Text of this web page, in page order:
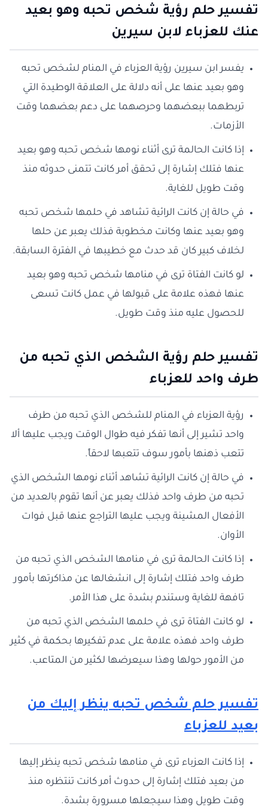
تفسير حلم رؤية شخص تحبه وهو بعيد
عنك للعزباء لابن سيرين
يفسر ابن سيرين رؤية العزباء في المنام لشخص تحبه
وهو بعيد عنها على أنه دلالة على العلاقة الوطيدة التي
تربطهما ببعضهما وحرصهما على دعم بعضهما وقت
الأزمات.
إذا كانت الحالمة ترى أثناء نومها شخص تحبه وهو بعيد
عنها فتلك إشارة إلى تحقق أمر كانت تتمنى حدوثه منذ
وقت طويل للغاية.
في حالة إن كانت الرائية تشاهد في حلمها شخص تحبه
وهو بعيد عنها وكانت مخطوبة فذلك يعبر عن حلها
لخلاف كبير كان قد حدث مع خطيبها في الفترة السابقة.
لو كانت الفتاة ترى في منامها شخص تحبه وهو بعيد
عنها فهذه علامة على قبولها في عمل كانت تسعى
للحصول عليه منذ وقت طويل.
تفسير حلم رؤية الشخص الذي تحبه من
طرف واحد للعزباء
رؤية العزباء في المنام للشخص الذي تحبه من طرف
واحد تشير إلى أنها تفكر فيه طوال الوقت ويجب عليها ألا
تتعب ذهنها بأمور سوف تتعبها لاحقاً.
في حالة إن كانت الرائية تشاهد أثناء نومها الشخص الذي
تحبه من طرف واحد فذلك يعبر عن أنها تقوم بالعديد من
الأفعال المشينة ويجب عليها التراجع عنها قبل فوات
الأوان.
إذا كانت الحالمة ترى في منامها الشخص الذي تحبه من
طرف واحد فتلك إشارة إلى انشغالها عن مذاكرتها بأمور
تافهة للغاية وستندم بشدة على هذا الأمر.
لو كانت الفتاة ترى في حلمها الشخص الذي تحبه من
طرف واحد فهذه علامة على عدم تفكيرها بحكمة في كثير
من الأمور حولها وهذا سيعرضها لكثير من المتاعب.
تفسير حلم شخص تحبه ينظر إليك من
بعيد للعزباء
إذا كانت العزباء ترى في منامها شخص تحبه ينظر إليها
من بعيد فتلك إشارة إلى حدوث أمر كانت تنتظره منذ
وقت طويل وهذا سيجعلها مسرورة بشدة.